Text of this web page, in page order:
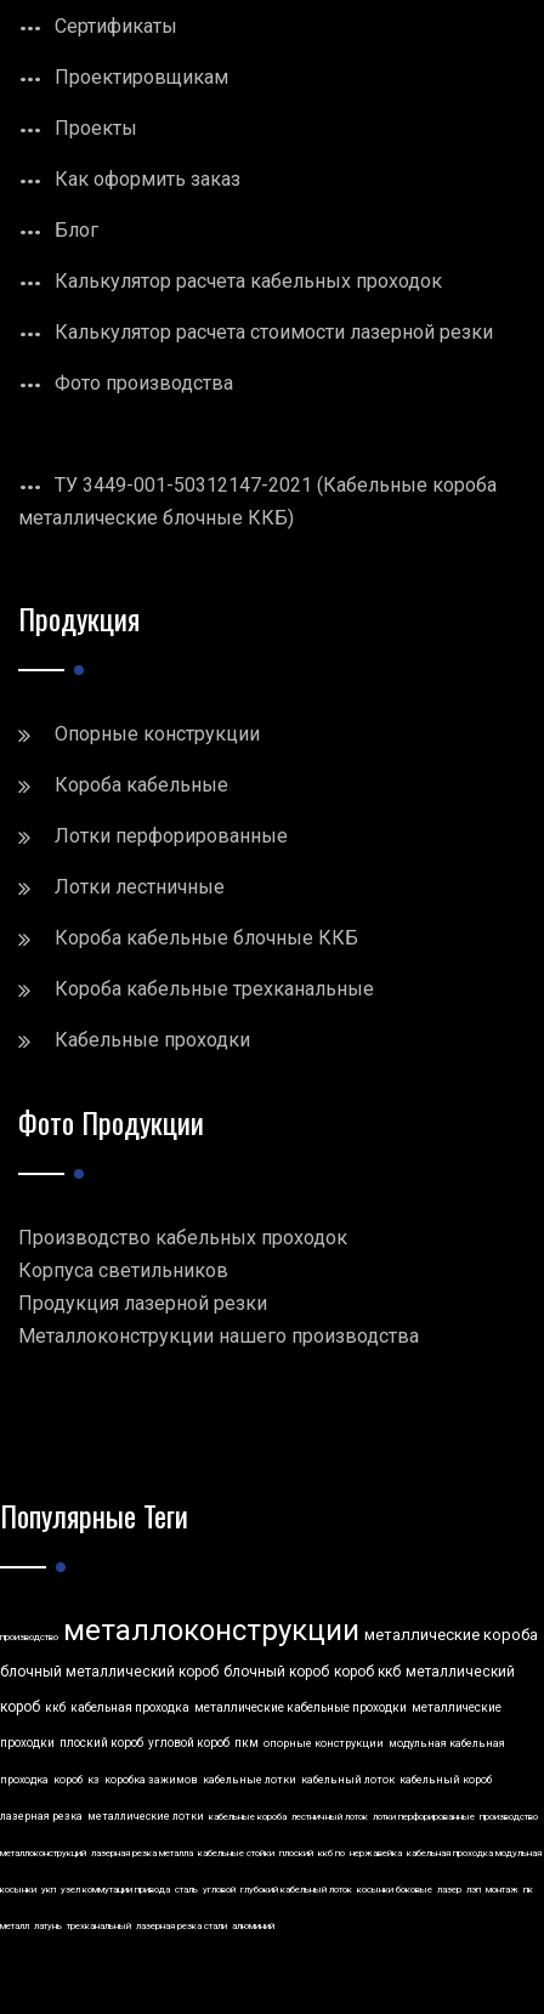
Сертификаты
Проектировщикам
Проекты
Как оформить заказ
Блог
Калькулятор расчета кабельных проходок
Калькулятор расчета стоимости лазерной резки
Фото производства
ТУ 3449-001-50312147-2021 (Кабельные короба
металлические блочные ККБ)
Продукция
Опорные конструкции
Короба кабельные
Лотки перфорированные
Лотки лестничные
Короба кабельные блочные ККБ
Короба кабельные трехканальные
Кабельные проходки
Фото Продукции
Производство кабельных проходок
Корпуса светильников
Продукция лазерной резки
Металлоконструкции нашего производства
Популярные Теги
производство металлоконструкции металлические короба
блочный металлический короб блочный короб короб ккб металлический
короб ккб кабельная проходка металлические кабельные проходки металлические
проходки плоский короб угловой короб пкм опорные конструкции модульная кабельная
проходка короб кз коробка зажимов кабельные лотки кабельный лоток кабельный короб
лазерная резка металлические лотки кабельные короба лестничный лоток лотки перфорированные производство
металлоконструкций лазерная резка металла кабельные стойки плоский ккб по нержавейка кабельная проходка модульная
косынки укп узел коммутации привода сталь угловой глубокий кабельный лоток косынки боковые лазер лэп монтаж пк
металл латунь трехканальный лазерная резка стали алюминий